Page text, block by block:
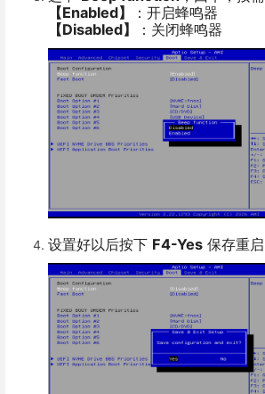
【Enabled】
：开启蜂鸣器
【Disabled】
：关闭蜂鸣器
设置好以后按下 F4-Yes 保存重